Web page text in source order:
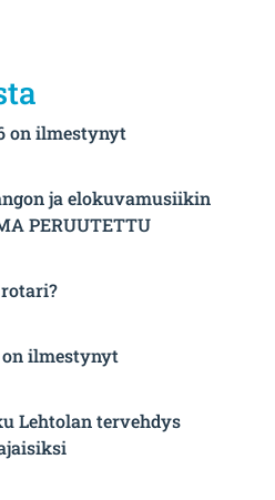
on ilmestynyt
ja elokuvamusiikin
PERUUTETTU
ilmestynyt
Lehtolan tervehdys